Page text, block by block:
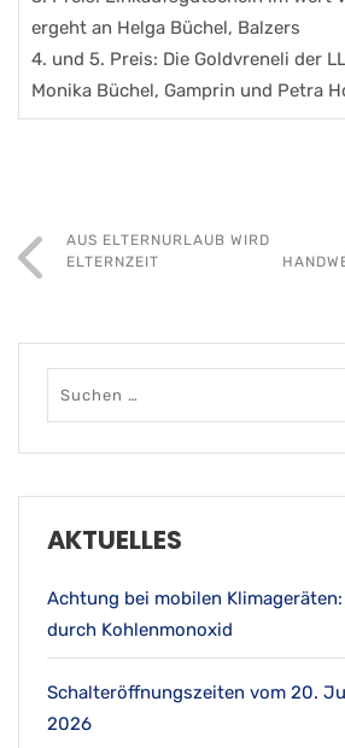
ergeht an Helga Büchel, Balzers
4. und 5. Preis: Die Goldvreneli der
Monika Büchel, Gamprin und Petra
AUS ELTERNURLAUB WIRD
ELTERNZEIT
AKTUELLES
Achtung bei mobilen
durch Kohlenmonoxid
Schalteröffnungszeiten vom 20.
2026